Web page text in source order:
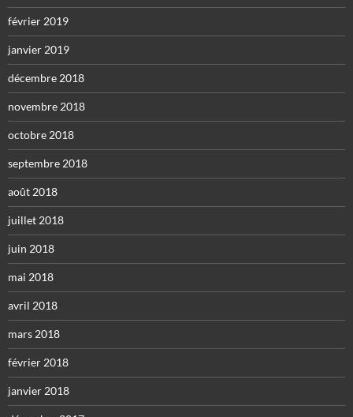
février 2019
janvier 2019
décembre 2018
novembre 2018
octobre 2018
septembre 2018
août 2018
juillet 2018
juin 2018
mai 2018
avril 2018
mars 2018
février 2018
janvier 2018